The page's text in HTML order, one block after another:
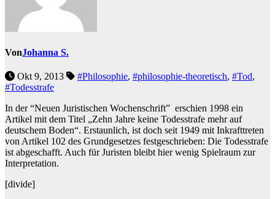
VonJohanna S.
Okt 9, 2013 #Philosophie, #philosophie-theoretisch, #Tod,
#Todesstrafe
In der “Neuen Juristischen Wochenschrift” erschien 1998 ein
Artikel mit dem Titel „Zehn Jahre keine Todesstrafe mehr auf
deutschem Boden“. Erstaunlich, ist doch seit 1949 mit Inkrafttreten
von Artikel 102 des Grundgesetzes festgeschrieben: Die Todesstrafe
ist abgeschafft. Auch für Juristen bleibt hier wenig Spielraum zur
Interpretation.
[divide]